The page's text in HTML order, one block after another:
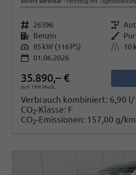
Fahrzeugnr. 26396 Getriebe
Kraftstoff Benzin Außenfarbe
Leistung 85 kW (116 PS) Kilometerstand
10
01.06.2026
35.890,– €
incl. 19% MwSt.
Verbrauch kombiniert: 6,90
CO2-Klasse: F
CO2-Emissionen: 157,00 g/km